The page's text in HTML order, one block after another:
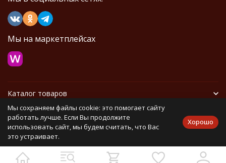
Мы на маркетплейсах
Каталог товаров
Информация
Политика персональных данных Карта сайта
Мы сохраняем файлы cookie: это помогает сайту
работать лучше. Если Вы продолжите
использовать сайт, мы будем считать, что Вас
это устраивает.
Хорошо